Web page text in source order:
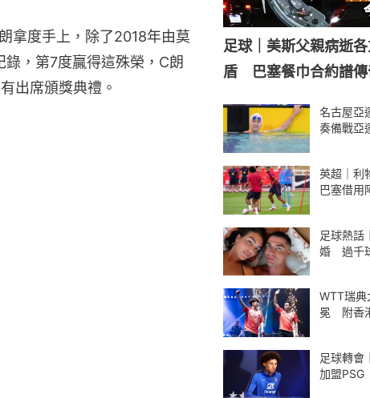
拿度手上，除了2018年由莫
，第7度贏得這殊榮，C朗
出席頒獎典禮。
足球｜美斯父親病逝
盾 巴塞餐巾合約譜傳
名古屋亞
奏備戰亞
英超｜利
巴塞借用
足球熱話
婚 過千
WTT瑞典
冕 附香
足球轉會
加盟